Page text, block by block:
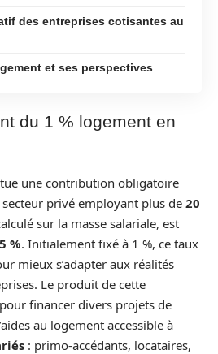
des entreprises cotisantes au
et ses perspectives
du 1 % logement en
une contribution obligatoire
privé employant plus de 20
sur la masse salariale, est
%. Initialement fixé à 1 %, ce taux
mieux s’adapter aux réalités
Le produit de cette
financer divers projets de
au logement accessible à
: primo-accédants, locataires,